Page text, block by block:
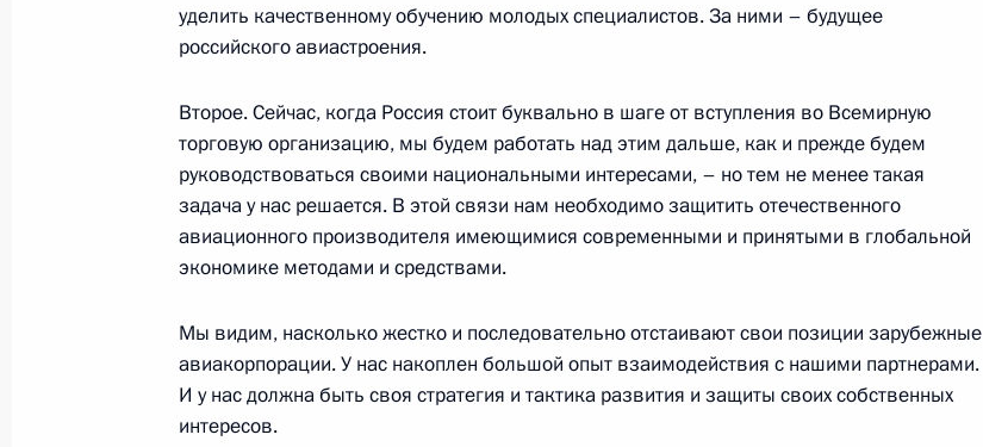
Начало рабочей встречи с губернатором Мурманской области
Юрием Евдокимовым
Стенографический отчет о совещании с членами Правительства
18 декабря 2006 года, 17:35 Москва, Кремль
15 декабря 2006 года, пятница
Начало рабочей встречи с Первым заместителем Председателя
Правительства Дмитрием Медведевым
уделить качественному обучению молодых специалистов. За ними – будущее
российского авиастроения.
Второе. Сейчас, когда Россия стоит буквально в шаге от вступления во Всемирную
торговую организацию, мы будем работать над этим дальше, как и прежде будем
руководствоваться своими национальными интересами, – но тем не менее такая
задача у нас решается. В этой связи нам необходимо защитить отечественного
авиационного производителя имеющимися современными и принятыми в глобальной
экономике методами и средствами.
Мы видим, насколько жестко и последовательно отстаивают свои позиции зарубежные
авиакорпорации. У нас накоплен большой опыт взаимодействия с нашими партнерами.
И у нас должна быть своя стратегия и тактика развития и защиты своих собственных
интересов.